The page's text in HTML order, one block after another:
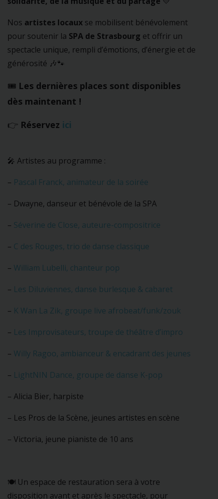
Nos artistes locaux se mobilisent bénévolement
pour soutenir la SPA de Strasbourg et offrir un
spectacle unique, rempli d’émotions, d’énergie et de
générosité 🎶🐾
🎟️ Les dernières places sont disponibles
dès maintenant !
👉 Réservez ici
🎤 Artistes au programme :
– Pascal Franck, animateur de la soirée
– Dwayne, danseur et bénévole de la SPA
– Séverine de Close, auteure-compositrice
– C des Rouges, trio de danse classique
– William Lubelli, chanteur pop
– Les Diluviennes, danse burlesque & cabaret
– K Wan La Zik, groupe live afrobeat/funk/zouk
– Les Improvisateurs, troupe de théâtre d’impro
– Willy Ragoo, ambianceur & encadrant des jeunes
– LightNIN Dance, groupe de danse K-pop
– Alicia Bier, harpiste
– Les Pros de la Scène, jeunes artistes en scène
– Victoria, jeune pianiste de 10 ans
🍽️ Un espace de restauration sera à votre
disposition avant et après le spectacle, pour